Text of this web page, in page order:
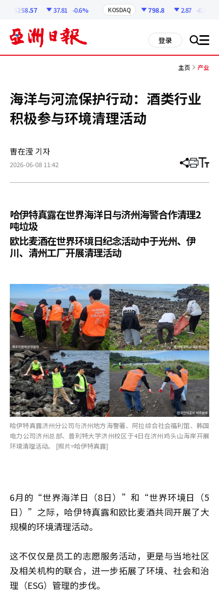
6258.57 37.81 -0.6% KOSDAQ 798.8 2.87 -0.36%
登录 搜 all
主页 产业
海洋与河流保护行动：酒类行业
积极参与环境清理活动
曺在滢 기자
2026-06-08 11:42 分
章
打 调
小
哈伊特真露在世界海洋日与济州海警合作清理2
吨垃圾
欧比麦酒在世界环境日纪念活动中于光州、伊
川、清州工厂开展清理活动
哈伊特真露济州分公司与济州地方海警署、阿拉综合社会福利馆、韩国
电力公司济州总部、普利特大学济州校区于4日在济州鸡头山海岸开展
环境清理活动。 [照片=哈伊特真露]
6月的“世界海洋日（8日）”和“世界环境日（5
日）”之际，哈伊特真露和欧比麦酒共同开展了大
规模的环境清理活动。
这不仅仅是员工的志愿服务活动，更是与当地社区
及相关机构的联合，进一步拓展了环境、社会和治
理（ESG）管理的步伐。